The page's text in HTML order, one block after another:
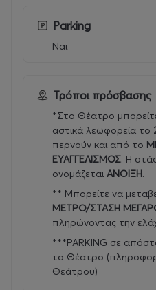
Parking
Ναι
Τρόποι πρόσβασης
*Στο Θέατρο
αστικά λεωφορεία το
περνούν και από το
ΕΥΑΓΓΕΛΙΣΜΟΣ. Η
ονομάζεταιΑΝΟΙΞΗ.
** Μπορείτε να
ΜΕΤΡΟ/ΣΤΑΣΗ
πληρώνοντας την
***PARKING σε
το Θέατρο
Θεάτρου)